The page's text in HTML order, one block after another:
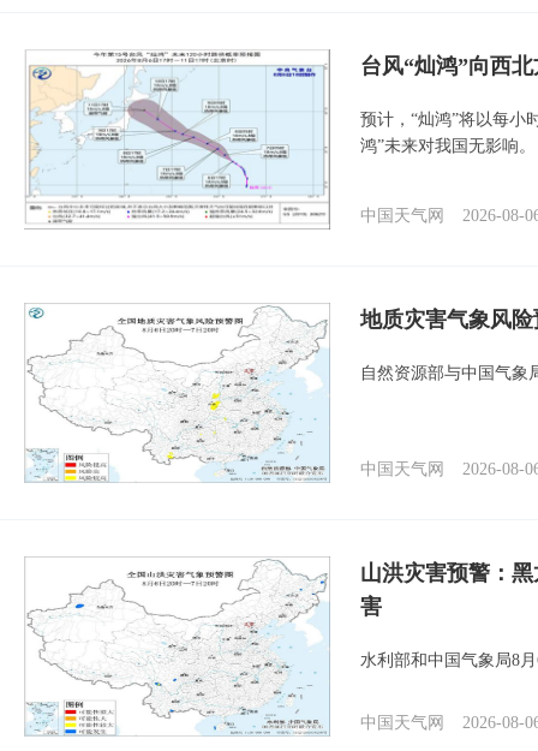
台风“灿鸿”向西
预计，“灿鸿”将以每小
鸿”未来对我国无影响。
中国天气网 2026-08-
地质灾害气象风
自然资源部与中国气象
中国天气网 2026-08-
山洪灾害预警：
害
水利部和中国气象局8
中国天气网 2026-08-